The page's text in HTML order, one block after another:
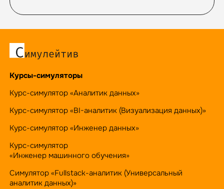
Курсы-симуляторы
Курс-симулятор «Аналитик данных»
Курс-симулятор «BI-аналитик (Визуализация данных)»
Курс-симулятор «Инженер данных»
Курс-симулятор
«Инженер машинного обучения»
Симулятор «Fullstack-аналитик (Универсальный
аналитик данных)»